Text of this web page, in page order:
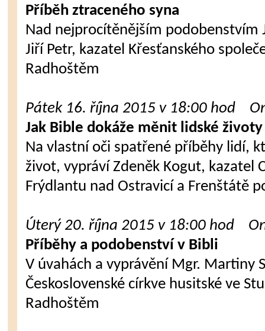
Příběh ztraceného syna
Nad nejprocítěnějším podobenstvím
Jiří Petr, kazatel Křesťanského
Radhoštěm
Pátek 16. října 2015 v 18:00 hod
Jak Bible dokáže měnit lidské životy
Na vlastní oči spatřené příběhy lidí,
život, vypráví Zdeněk Kogut, kazatel
Frýdlantu nad Ostravicí a Frenštátě
Úterý 20. října 2015 v 18:00 hod
Příběhy a podobenství v Bibli
V úvahách a vyprávění Mgr. Martiny
Československé církve husitské ve
Radhoštěm